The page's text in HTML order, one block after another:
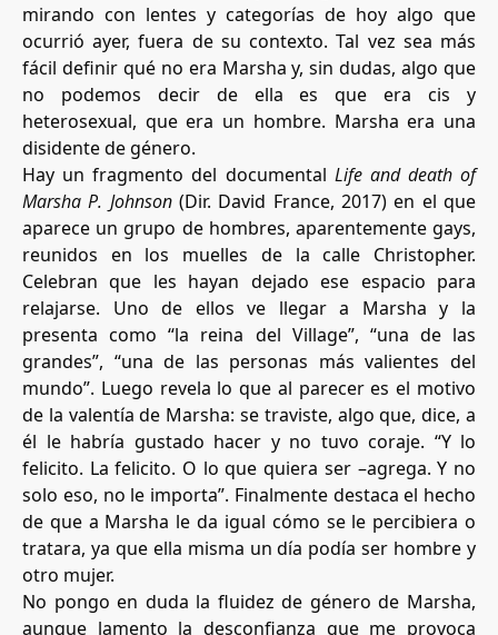
mirando con lentes y categorías de hoy algo que
ocurrió ayer, fuera de su contexto. Tal vez sea más
fácil definir qué no era Marsha y, sin dudas, algo que
no podemos decir de ella es que era cis y
heterosexual, que era un hombre. Marsha era una
disidente de género.
Hay un fragmento del documental Life and death of
Marsha P. Johnson(Dir. David France, 2017) en el que
aparece un grupo de hombres, aparentemente gays,
reunidos en los muelles de la calle Christopher.
Celebran que les hayan dejado ese espacio para
relajarse. Uno de ellos ve llegar a Marsha y la
presenta como “la reina del Village”, “una de las
grandes”, “una de las personas más valientes del
mundo”. Luego revela lo que al parecer es el motivo
de la valentía de Marsha: se traviste, algo que, dice, a
él le habría gustado hacer y no tuvo coraje. “Y lo
felicito. La felicito. O lo que quiera ser –agrega. Y no
solo eso, no le importa”. Finalmente destaca el hecho
de que a Marsha le da igual cómo se le percibiera o
tratara, ya que ella misma un día podía ser hombre y
otro mujer.
No pongo en duda la fluidez de género de Marsha,
aunque lamento la desconfianza que me provoca